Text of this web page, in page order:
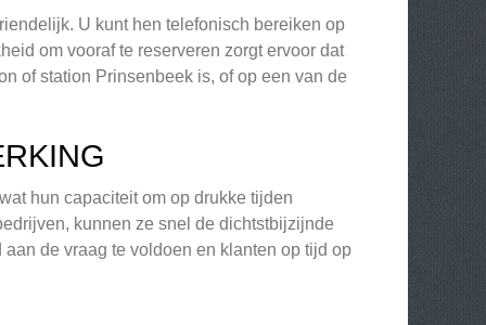
U kunt hen telefonisch bereiken op
om vooraf te reserveren zorgt ervoor dat
of station Prinsenbeek is, of op een van de
hun capaciteit om op drukke tijden
kunnen ze snel de dichtstbijzijnde
de vraag te voldoen en klanten op tijd op